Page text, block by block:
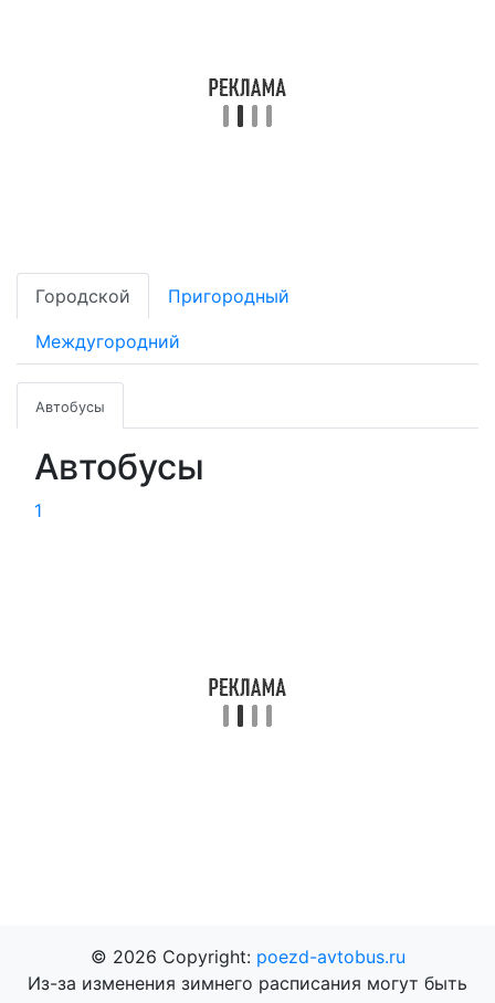
Городской Пригородный
Междугородний
Автобусы
Автобусы
1
© 2026 Copyright: poezd-avtobus.ru
Из-за изменения зимнего расписания могут быть